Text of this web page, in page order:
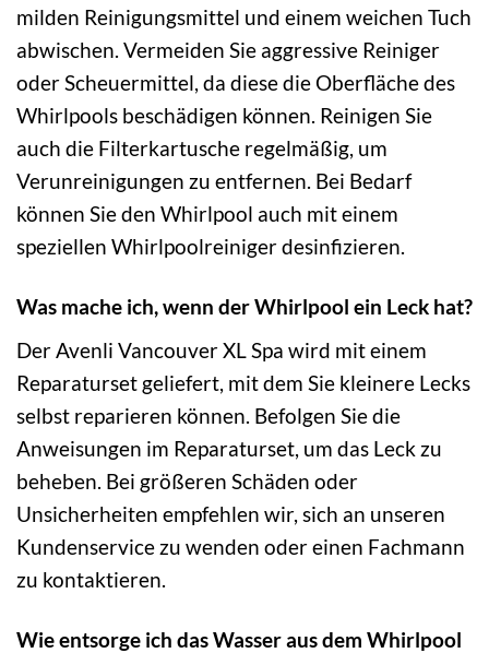
milden Reinigungsmittel und einem weichen Tuch
abwischen. Vermeiden Sie aggressive Reiniger
oder Scheuermittel, da diese die Oberfläche des
Whirlpools beschädigen können. Reinigen Sie
auch die Filterkartusche regelmäßig, um
Verunreinigungen zu entfernen. Bei Bedarf
können Sie den Whirlpool auch mit einem
speziellen Whirlpoolreiniger desinfizieren.
Was mache ich, wenn der Whirlpool ein Leck hat?
Der Avenli Vancouver XL Spa wird mit einem
Reparaturset geliefert, mit dem Sie kleinere Lecks
selbst reparieren können. Befolgen Sie die
Anweisungen im Reparaturset, um das Leck zu
beheben. Bei größeren Schäden oder
Unsicherheiten empfehlen wir, sich an unseren
Kundenservice zu wenden oder einen Fachmann
zu kontaktieren.
Wie entsorge ich das Wasser aus dem Whirlpool